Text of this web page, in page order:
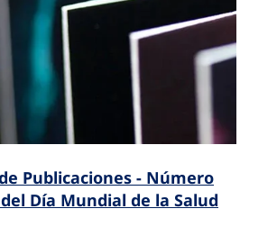
Publicaciones - Número
Día Mundial de la Salud